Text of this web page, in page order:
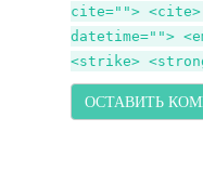
cite=""> <cite>
datetime="">
<strike>